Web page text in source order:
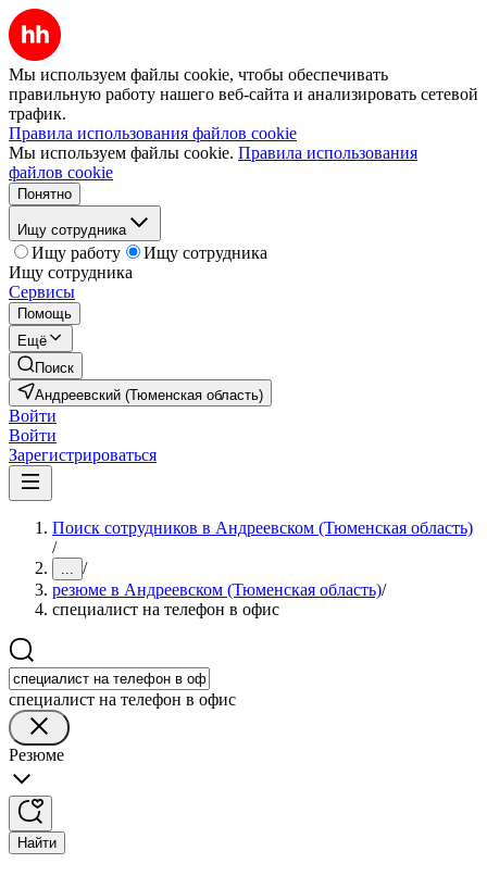
Мы используем файлы cookie, чтобы обеспечивать
правильную работу нашего веб-сайта и анализировать сетевой
трафик.
Правила использования файлов cookie
Мы используем файлы cookie. Правила использования
файлов cookie
Понятно
Ищу сотрудника
Ищу работу
Ищу сотрудника
Ищу сотрудника
Сервисы
Помощь
Ещё
Поиск
Андреевский (Тюменская область)
Войти
Войти
Зарегистрироваться
Поиск сотрудников в Андреевском (Тюменская область)
/
... /
резюме в Андреевском (Тюменская область)/
специалист на телефон в офис
специалист на телефон в офис
Резюме
Найти